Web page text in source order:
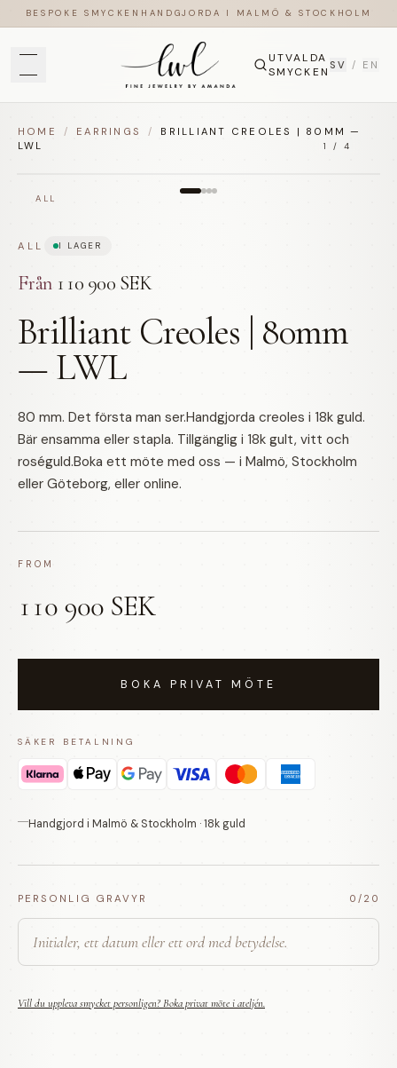
BESPOKE SMYCKEN HANDGJORDA I MALMÖ & STOCKHOLM
UTVALDA
SMYCKEN SV / EN
HOME / EARRINGS /
BRILLIANT CREOLES | 80MM —
LWL
ALL
1 / 4
ALL I LAGER
Från 110 900 SEK
Brilliant Creoles | 80mm
— LWL
80 mm. Det första man ser.Handgjorda creoles i 18k guld.
Bär ensamma eller stapla. Tillgänglig i 18k gult, vitt och
roséguld.Boka ett möte med oss — i Malmö, Stockholm
eller Göteborg, eller online.
FROM
110 900 SEK
BOKA PRIVAT MÖTE
SÄKER BETALNING
Handgjord i Malmö & Stockholm · 18k guld
PERSONLIG GRAVYR 0 /20
Vill du uppleva smycket personligen? Boka privat möte i ateljén.